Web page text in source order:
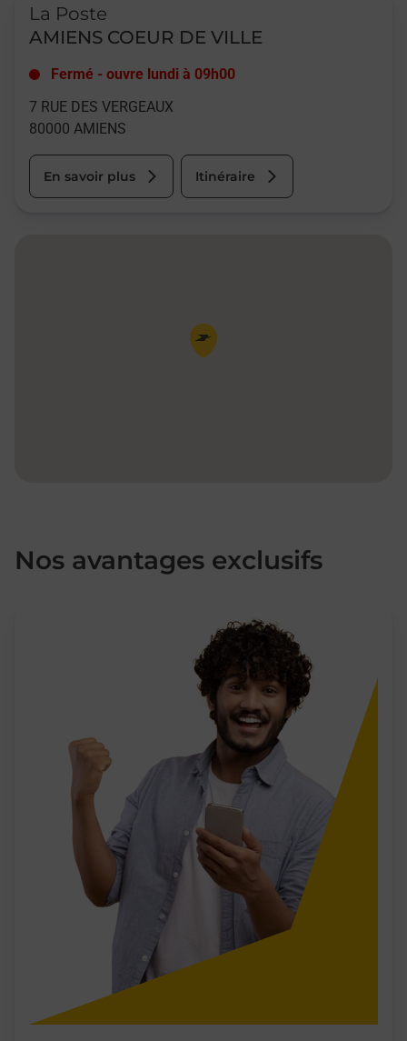
La Poste
AMIENS COEUR DE VILLE
Fermé - ouvre lundi à 09h00
7 RUE DES VERGEAUX
80000 AMIENS
En savoir plus Itinéraire
Pin de la carte
Nos avantages exclusifs